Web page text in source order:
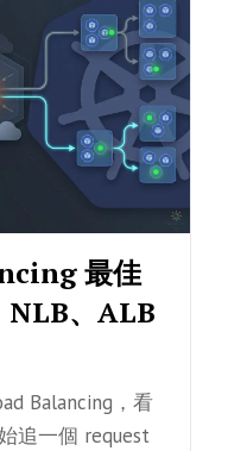
最佳
NLB、ALB
Balancing，看
追一個 request